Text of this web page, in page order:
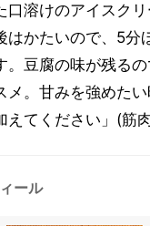
口溶けのアイスク
はかたいので、5分
。豆腐の味が残る
メ。甘みを強めた
えてください」(筋
ール